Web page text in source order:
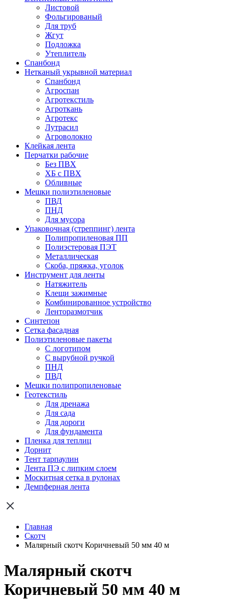
Листовой
Фольгированый
Для труб
Жгут
Подложка
Утеплитель
Спанбонд
Нетканый укрывной материал
Спанбонд
Агроспан
Агротекстиль
Агроткань
Агротекс
Лутрасил
Агроволокно
Клейкая лента
Перчатки рабочие
Без ПВХ
ХБ с ПВХ
Обливные
Мешки полиэтиленовые
ПВД
ПНД
Для мусора
Упаковочная (стреппинг) лента
Полипропиленовая ПП
Полиэстеровая ПЭТ
Металлическая
Скоба, пряжка, уголок
Инструмент для ленты
Натяжитель
Клещи зажимные
Комбинированное устройство
Ленторазмотчик
Синтепон
Сетка фасадная
Полиэтиленовые пакеты
С логотипом
С вырубной ручкой
ПНД
ПВД
Мешки полипропиленовые
Геотекстиль
Для дренажа
Для сада
Для дороги
Для фундамента
Пленка для теплиц
Дорнит
Тент тарпаулин
Лента ПЭ с липким слоем
Москитная сетка в рулонах
Демпферная лента
Главная
Скотч
Малярный скотч Коричневый 50 мм 40 м
Малярный скотч
Коричневый 50 мм 40 м